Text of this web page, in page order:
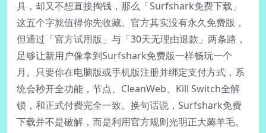
具，却又不想直接掏钱，那么「Surfshark免费下载」
这五个字就值得你先收藏。官方其实没有永久免费版，
但通过「官方试用版」与「30天无理由退款」两条路，
足够让新用户像拿到Surfshark免费版一样畅玩一个
月。只要你在电脑版或手机版注册并绑定支付方式，系
统会秒开全功能，节点、CleanWeb、Kill Switch全解
锁，和正式付费完全一致。换句话说，Surfshark免费
下载并不是破解，而是利用官方规则光明正大薅羊毛。